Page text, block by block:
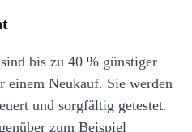
bis zu 40 % günstiger
einem Neukauf. Sie werden
und sorgfältig getestet.
zum Beispiel